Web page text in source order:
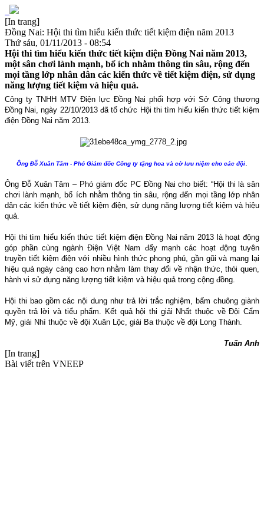
[In trang]
Đồng Nai: Hội thi tìm hiểu kiến thức tiết kiệm điện năm 2013
Thứ sáu, 01/11/2013 - 08:54
Hội thi tìm hiểu kiến thức tiết kiệm điện Đồng Nai năm 2013,
một sân chơi lành mạnh, bổ ích nhằm thông tin sâu, rộng đến
mọi tầng lớp nhân dân các kiến thức về tiết kiệm điện, sử dụng
năng lượng tiết kiệm và hiệu quả.
Công ty TNHH MTV Điện lực Đồng Naiphối hợp với Sở Công thương
Đồng Nai,ngày 22/10/2013 đã tổ chức Hội thi tìm hiểu kiến thức tiết kiệm
điện Đồng Nai năm 2013.
Ông Đỗ Xuân Tâm - Phó Giám đốc Công ty tặng hoa và cờ lưu niệm cho các đội.
Ông Đỗ Xuân Tâm – Phó giám đốc PC Đồng Nai cho biết: “Hội thi là sân
chơi lành mạnh, bổ ích nhằm thông tin sâu, rộng đến mọi tầng lớp nhân
dân các kiến thức về tiết kiệm điện, sử dụng năng lượng tiết kiệm và hiệu
quả.
Hội thi tìm hiểu kiến thức tiết kiệm điện Đồng Nai năm 2013 là hoạt động
góp phần cùng ngành Điện Việt Nam đẩy mạnh các hoạt động tuyên
truyền tiết kiệm điện với nhiều hình thức phong phú, gần gũi và mang lại
hiệu quả ngày càng cao hơn nhằm làm thay đổi về nhận thức, thói quen,
hành vi sử dụng năng lượng tiết kiệm và hiệu quả trong cộng đồng.
Hội thi bao gồm các nội dung như trả lời trắc nghiệm, bấm chuông giành
quyền trả lời và tiểu phẩm. Kết quả hội thi giải Nhất thuộc về Đội Cẩm
Mỹ, giải Nhì thuộc về đội Xuân Lộc, giải Ba thuộc về đội Long Thành.
Tuấn Anh
[In trang]
Bài viết trên VNEEP